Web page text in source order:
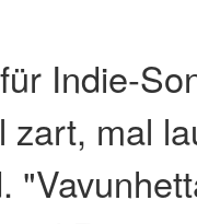
Indie-
zart, mal